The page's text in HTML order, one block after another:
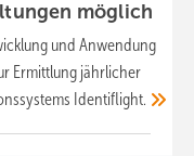
möglich
und Anwendung
Ermittlung jährlicher
Identiflight.